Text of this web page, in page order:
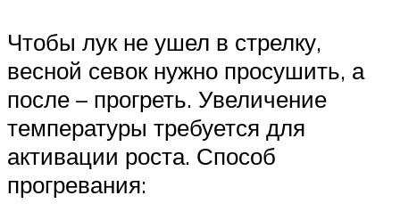
Чтобы лук не ушел в стрелку,
весной севок нужно просушить, а
после – прогреть. Увеличение
температуры требуется для
активации роста. Способ
прогревания: